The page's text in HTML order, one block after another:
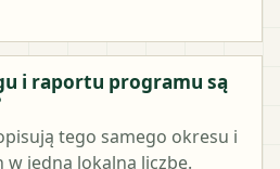
i raportu programu są
tego samego okresu i
w jedną lokalną liczbę.